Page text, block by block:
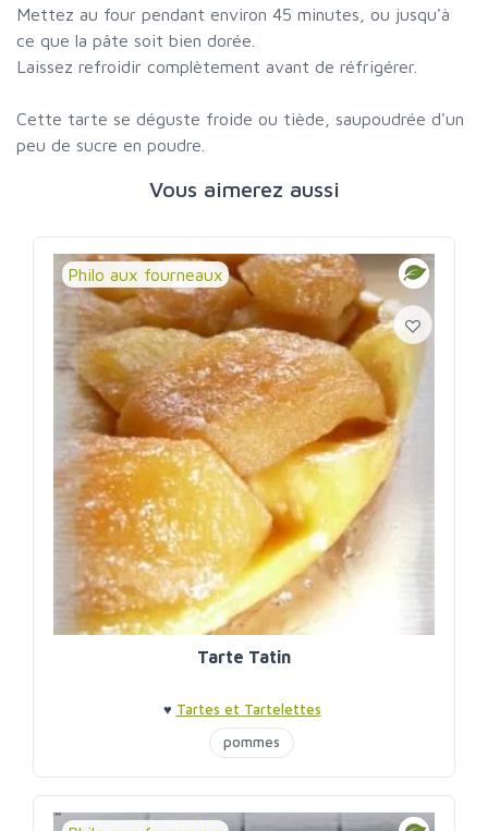
Mettez au four pendant environ 45 minutes, ou jusqu'à
ce que la pâte soit bien dorée.
Laissez refroidir complètement avant de réfrigérer.
Cette tarte se déguste froide ou tiède, saupoudrée d'un
peu de sucre en poudre.
Vous aimerez aussi
Philo aux fourneaux
Tarte Tatin
♥ Tartes et Tartelettes
pommes